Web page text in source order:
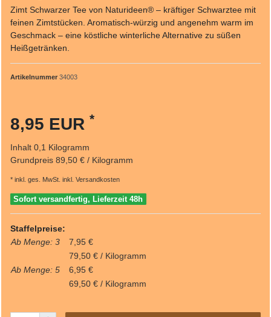
Zimt Schwarzer Tee von Naturideen® – kräftiger Schwarztee mit
feinen Zimtstücken. Aromatisch‑würzig und angenehm warm im
Geschmack – eine köstliche winterliche Alternative zu süßen
Heißgetränken.
Artikelnummer 34003
8,95 EUR *
Inhalt 0,1 Kilogramm
Grundpreis 89,50 € / Kilogramm
* inkl. ges. MwSt. inkl. Versandkosten
Sofort versandfertig, Lieferzeit 48h
Staffelpreise:
Ab Menge: 3
7,95 €
79,50 € / Kilogramm
Ab Menge: 5
6,95 €
69,50 € / Kilogramm